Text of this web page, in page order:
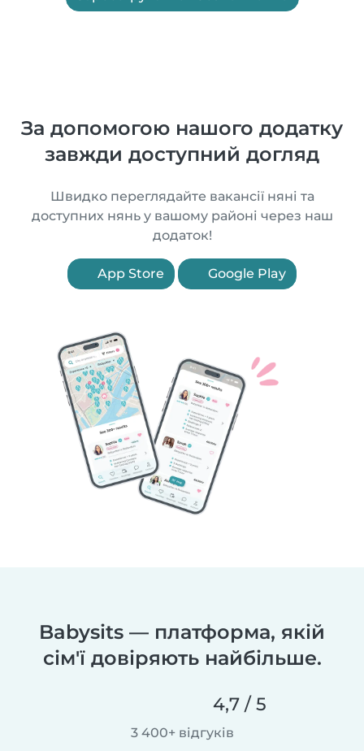
За допомогою нашого додатку
завжди доступний догляд
Швидко переглядайте вакансії няні та
доступних нянь у вашому районі через наш
додаток!
App Store Google Play
Babysits — платформа, якій
сім'ї довіряють найбільше.
4,7 / 5
3 400+ відгуків